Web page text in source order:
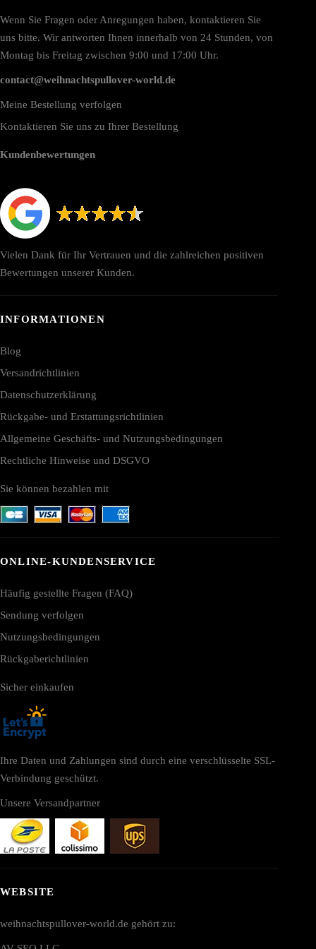
Wenn Sie Fragen oder Anregungen haben, kontaktieren Sie
uns bitte. Wir antworten Ihnen innerhalb von 24 Stunden, von
Montag bis Freitag zwischen 9:00 und 17:00 Uhr.
contact@weihnachtspullover-world.de
Meine Bestellung verfolgen
Kontaktieren Sie uns zu Ihrer Bestellung
Kundenbewertungen
Vielen Dank für Ihr Vertrauen und die zahlreichen positiven
Bewertungen unserer Kunden.
INFORMATIONEN
Blog
Versandrichtlinien
Datenschutzerklärung
Rückgabe- und Erstattungsrichtlinien
Allgemeine Geschäfts- und Nutzungsbedingungen
Rechtliche Hinweise und DSGVO
Sie können bezahlen mit
ONLINE-KUNDENSERVICE
Häufig gestellte Fragen (FAQ)
Sendung verfolgen
Nutzungsbedingungen
Rückgaberichtlinien
Sicher einkaufen
Ihre Daten und Zahlungen sind durch eine verschlüsselte SSL-
Verbindung geschützt.
Unsere Versandpartner
WEBSITE
weihnachtspullover-world.de gehört zu: